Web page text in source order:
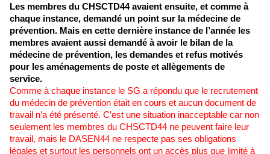
Les membres du CHSCTD44 avaient ensuite, et comme à
chaque instance, demandé un point sur la médecine de
prévention. Mais en cette dernière instance de l’année les
membres avaient aussi demandé à avoir le bilan de la
médecine de prévention, les demandes et refus motivés
pour les aménagements de poste et allègements de
service.
Comme à chaque instance le SG a répondu que le recrutement
du médecin de prévention était en cours et aucun document de
travail n’a été présenté. C’est une situation inacceptable car non
seulement les membres du CHSCTD44 ne peuvent faire leur
travail, mais le DASEN44 ne respecte pas ses obligations
légales et surtout les personnels ont un accès plus que limité à